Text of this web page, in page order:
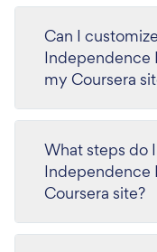
Can I
Independence
my Coursera
What steps do
Independence
Coursera site?